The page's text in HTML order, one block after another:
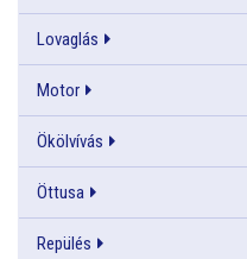
Lovaglás
Motor
Ökölvívás
Öttusa
Repülés